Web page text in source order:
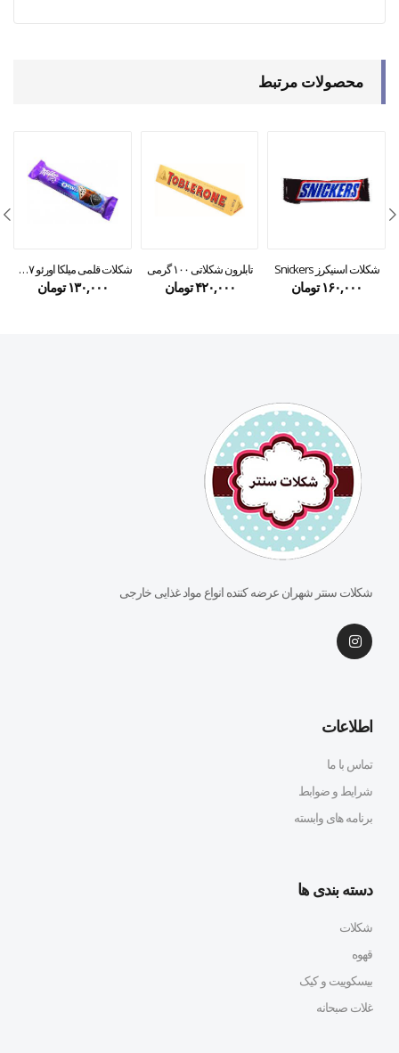
محصولات مرتبط
شکلات اسنیکرز Snickers
۱۶۰,۰۰۰ تومان
تابلرون شکلاتی ۱۰۰ گرمی
۴۲۰,۰۰۰تومان
شکلات قلمی میلکا اورئو ۳۷ گرمی
۱۳۰,۰۰۰ تومان
شکلات سنتر شهران عرضه کننده انواع مواد غذایی خارجی
اطلاعات
تماس با ما
شرایط و ضوابط
برنامه های وابسته
دسته بندی ها
شکلات
قهوه
بیسکوییت و کیک
غلات صبحانه